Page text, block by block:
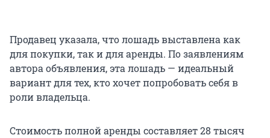
Продавец указала, что лошадь выставлена как
для покупки, так и для аренды. По заявлениям
автора объявления, эта лошадь — идеальный
вариант для тех, кто хочет попробовать себя в
роли владельца.
Стоимость полной аренды составляет 28 тысяч